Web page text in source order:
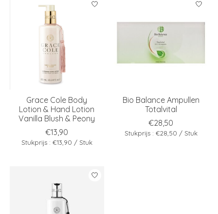
Grace Cole Body
Lotion & Hand Lotion
Vanilla Blush & Peony
€13,90
Stukprijs : €13,90 / Stuk
Bio Balance Ampullen
Totalvital
€28,50
Stukprijs : €28,50 / Stuk